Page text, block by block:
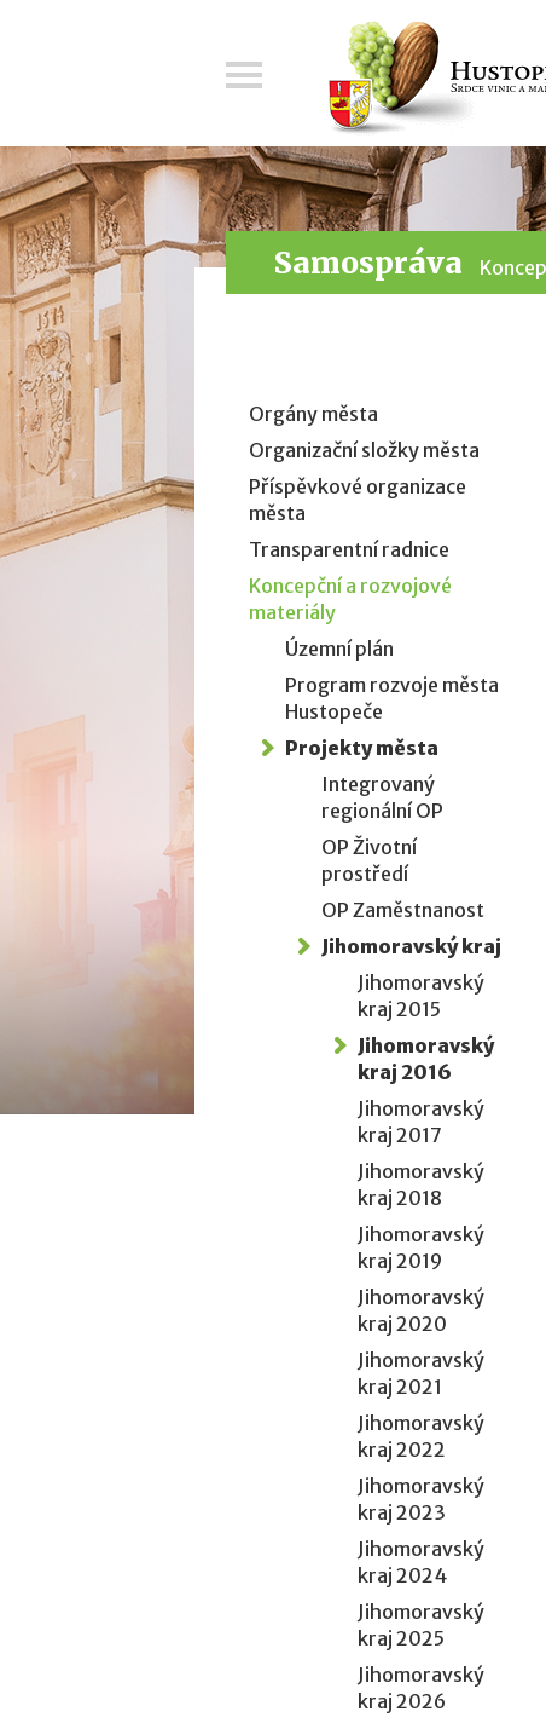
Samospráva
Orgány města
Organizační složky města
Příspěvkové organizace
města
Transparentní radnice
Koncepční a rozvojové
materiály
Územní plán
Program rozvoje města
Hustopeče
Projekty města
Integrovaný
regionální OP
OP Životní
prostředí
OP Zaměstnanost
Jihomoravský kraj
Jihomoravský
kraj 2015
Jihomoravský
kraj 2016
Jihomoravský
kraj 2017
Jihomoravský
kraj 2018
Jihomoravský
kraj 2019
Jihomoravský
kraj 2020
Jihomoravský
kraj 2021
Jihomoravský
kraj 2022
Jihomoravský
kraj 2023
Jihomoravský
kraj 2024
Jihomoravský
kraj 2025
Jihomoravský
kraj 2026